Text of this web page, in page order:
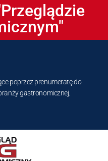
poprzez prenumeratę do
gastronomicznej.